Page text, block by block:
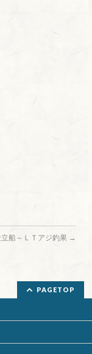
立船～ＬＴアジ釣果 →
PAGETOP